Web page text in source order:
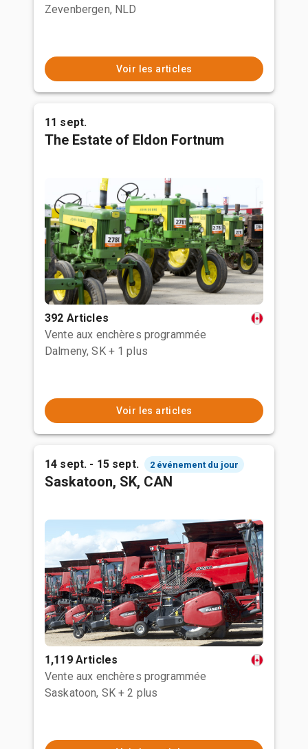
Zevenbergen, NLD
Voir les articles
11 sept.
The Estate of Eldon Fortnum
392 Articles
Vente aux enchères programmée
Dalmeny, SK + 1 plus
Voir les articles
14 sept. - 15 sept. 2 événement du jour
Saskatoon, SK, CAN
1,119 Articles
Vente aux enchères programmée
Saskatoon, SK + 2 plus